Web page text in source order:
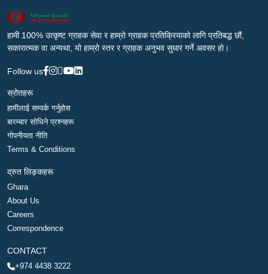
हामी 100% उत्कृष्ट ग्राहक सेवा र हाम्रो ग्राहक प्रतिक्रियाको लागि प्रतिबद्ध छौं,
सकारात्मक वा अन्यथा, यो हाम्रो स्तर र ग्राहक अनुभव सुधार गर्ने अवसर हो।
Follow us
स्रोतहरू
हामीलाई सम्पर्क गर्नुहोस
बारम्बार सोधिने प्रश्नहरू
गोपनीयता नीति
Terms & Conditions
द्रुत लिङ्कहरू
Ghara
About Us
Careers
Correspondence
CONTACT
+974 4438 3222